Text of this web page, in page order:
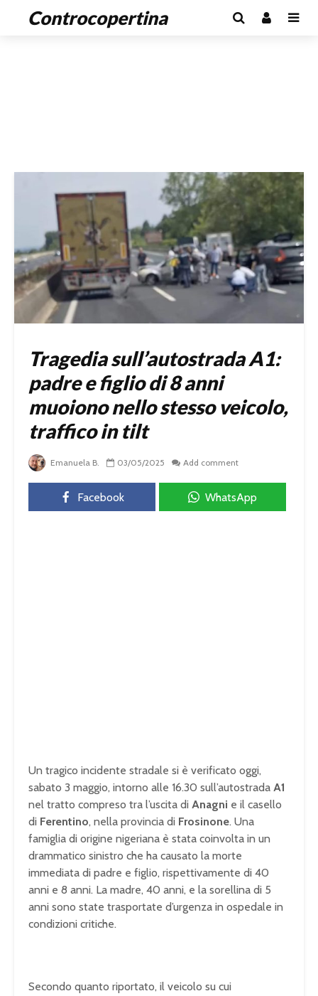
Controcopertina
Tragedia sull’autostrada A1:
padre e figlio di 8 anni
muoiono nello stesso veicolo,
traffico in tilt
Emanuela B. 03/05/2025 Add comment
Facebook WhatsApp
Un tragico incidente stradale si è verificato oggi,
sabato 3 maggio, intorno alle 16.30 sull’autostrada A1
nel tratto compreso tra l’uscita di Anagni e il casello
di Ferentino, nella provincia di Frosinone. Una
famiglia di origine nigeriana è stata coinvolta in un
drammatico sinistro che ha causato la morte
immediata di padre e figlio, rispettivamente di 40
anni e 8 anni. La madre, 40 anni, e la sorellina di 5
anni sono state trasportate d’urgenza in ospedale in
condizioni critiche.
Secondo quanto riportato, il veicolo su cui